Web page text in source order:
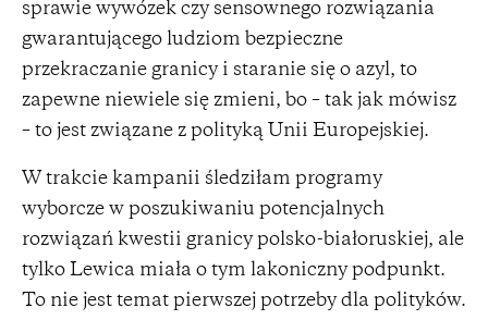
sprawie wywózek czy sensownego rozwiązania
gwarantującego ludziom bezpieczne
przekraczanie granicy i staranie się o azyl, to
zapewne niewiele się zmieni, bo – tak jak mówisz
– to jest związane z polityką Unii Europejskiej.
W trakcie kampanii śledziłam programy
wyborcze w poszukiwaniu potencjalnych
rozwiązań kwestii granicy polsko-białoruskiej, ale
tylko Lewica miała o tym lakoniczny podpunkt.
To nie jest temat pierwszej potrzeby dla polityków.